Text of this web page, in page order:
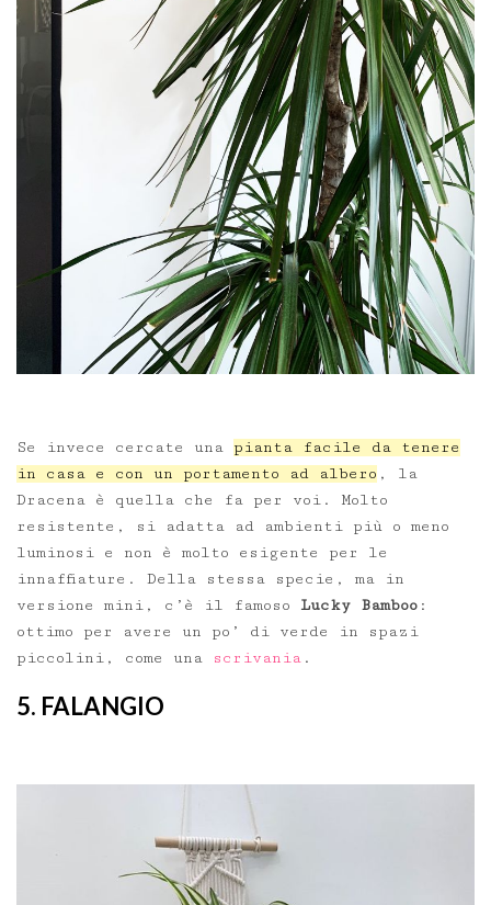
Se invece cercate una pianta facile da tenere
in casa e con un portamento ad albero , la
Dracena è quella che fa per voi. Molto
resistente, si adatta ad ambienti più o meno
luminosi e non è molto esigente per le
innaffiature. Della stessa specie, ma in
versione mini, c’è il famoso Lucky Bamboo :
ottimo per avere un po’ di verde in spazi
piccolini, come una
scrivania .
5. FALANGIO